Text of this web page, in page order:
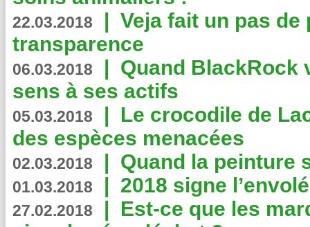
22.03.2018 | Veja fait un pas de
transparence
06.03.2018 | Quand BlackRock
sens à ses actifs
05.03.2018 | Le crocodile de
des espèces menacées
02.03.2018 | Quand la peinture
01.03.2018 | 2018 signe
27.02.2018 | Est-ce que les